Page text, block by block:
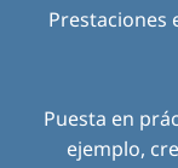
Prestaciones
Puesta en
ejemplo,